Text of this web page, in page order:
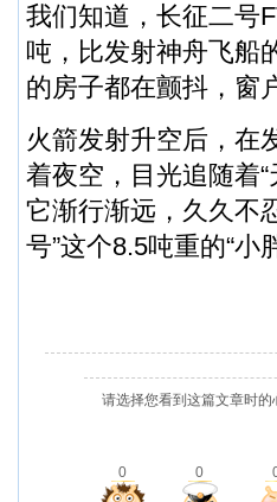
我们知道，长征二号
吨，比发射神舟飞船
的房子都在颤抖，窗
火箭发射升空后，在
着夜空，目光追随着
它渐行渐远，久久不
号”这个8.5吨重的“小
请选择您看到这篇文章时的
0 0